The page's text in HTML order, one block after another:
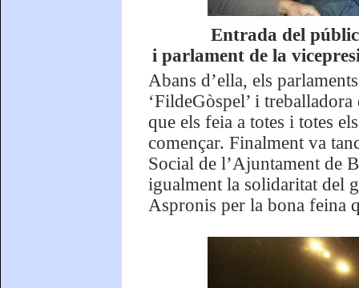
Entrada del
i parlament de la
Abans d’ella, els
‘FildeGòspel’ i
que els feia a totes i totes
començar. Finalment va
Social de l’Ajuntament de
igualment la solidaritat del
Aspronis per la bona feina